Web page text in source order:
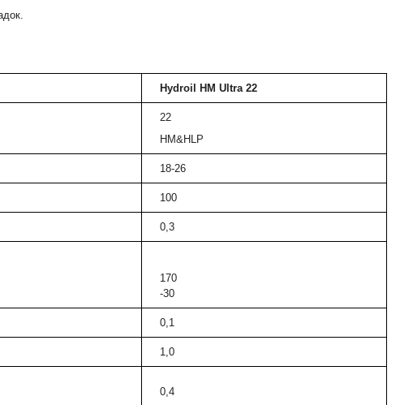
Hydroil HM Ultra 22
22
HM&HLP
18-26
100
0,3
170
-30
0,1
1,0
0,4